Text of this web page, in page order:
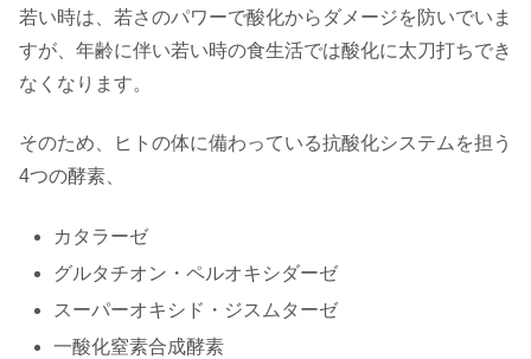
若い時は、若さのパワーで酸化からダメージを防いでいま
すが、年齢に伴い若い時の食生活では酸化に太刀打ちでき
なくなります。
そのため、ヒトの体に備わっている抗酸化システムを担う
4つの酵素、
カタラーゼ
グルタチオン・ペルオキシダーゼ
スーパーオキシド・ジスムターゼ
一酸化窒素合成酵素